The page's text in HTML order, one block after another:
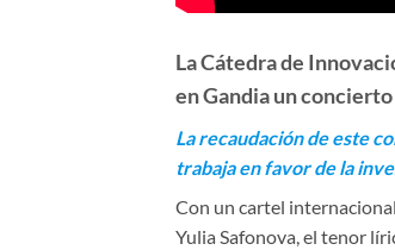
La Cátedra de
en Gandia un
La recaudación de este
trabaja en favor de la
Con un cartel
Yulia Safonova, el tenor